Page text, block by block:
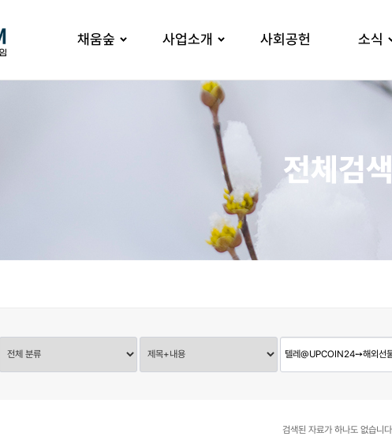
채움숲 사업소개 사회공헌 소식
전체검색
검색된 자료가 하나도 없습니